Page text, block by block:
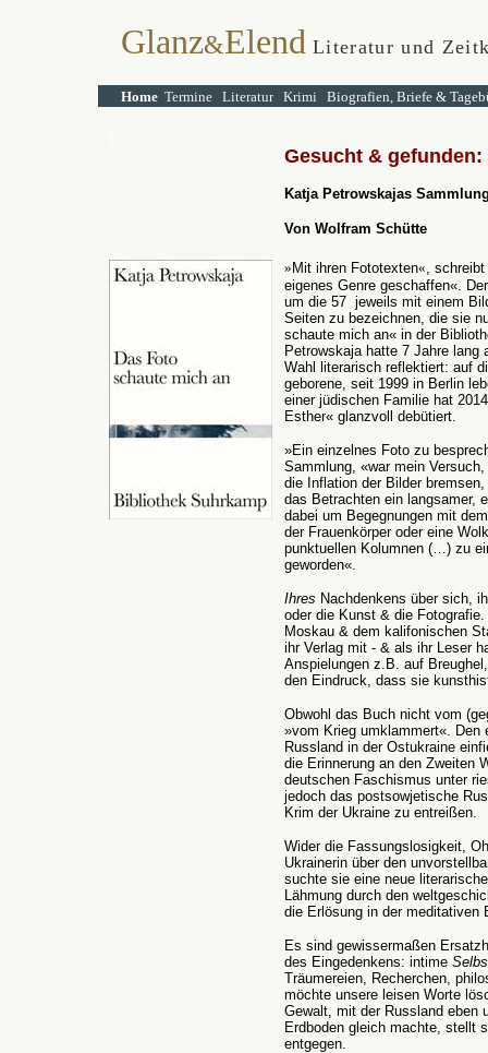
Glanz&Elend Literatur und
Home Termine Literatur Krimi Biografien, Briefe &
Gesucht &
Katja Petrowskajas
Von Wolfram Schütte
» Mit ihren Fototexten«,
eigenes Genre geschaffen«.
um die 57 jeweils mit einem
Seiten zu bezeichnen, die sie
schaute mich an« in der
Petrowskaja hatte 7 Jahre lang
Wahl literarisch reflektiert: auf
geborene, seit 1999 in Berlin
einer jüdischen Familie hat
Esther« glanzvoll debütiert.
»Ein einzelnes Foto zu
Sammlung, «war mein
die Inflation der Bilder
das Betrachten ein langsamer,
dabei um Begegnungen mit
der Frauenkörper oder eine
punktuellen Kolumnen (…) zu
geworden«.
Ihres Nachdenkens über sich,
oder die Kunst & die
Moskau & dem kalifonischen
ihr Verlag mit - & als ihr Leser
Anspielungen z.B. auf
den Eindruck, dass sie
Obwohl das Buch nicht vom
»vom Krieg umklammert«.
Russland in der Ostukraine
die Erinnerung an den Zweiten
deutschen Faschismus unter
jedoch das postsowjetische
Krim der Ukraine zu entreißen.
Wider die Fassungslosigkeit,
Ukrainerin über den
suchte sie eine neue
Lähmung durch den
die Erlösung in der meditativen
Es sind gewissermaßen
des Eingedenkens: intime
Träumereien, Recherchen,
möchte unsere leisen Worte
Gewalt, mit der Russland eben
Erdboden gleich machte, stellt
entgegen.